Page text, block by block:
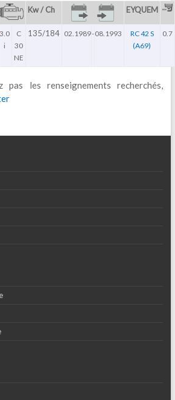
Kw / Ch EYQUEM
3.0
i
C
30
NE
135/184 02.1989-08.1993
RC 42 S
(A69)
0.7
les renseignements recherchés,